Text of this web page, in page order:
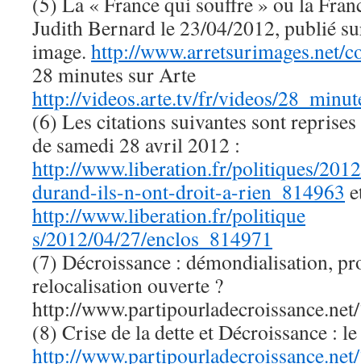
Judith Bernard le 23/04/2012, publié
image. http://www.arretsurimages.net/
28 minutes sur Arte
http://videos.arte.tv/fr/videos/
(6) Les citations suivantes sont
de samedi 28 avril 2012 :
http://www.liberation.fr/politiques/
durand-ils-n-ont-droit-a-rien_814963
http://www.liberation.fr/politique
s/2012/04/27/enclos_814971
(7) Décroissance : démondialisation,
relocalisation ouverte ?
http://
(8) Crise de la dette et Décroissance :
http://